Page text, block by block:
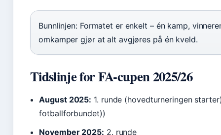
Bunnlinjen: Formatet er enkelt – én kamp,
omkamper gjør at alt avgjøres på én kveld.
Tidslinje for FA-cupen 2025/26
August 2025: 1. runde (hovedturneringen
fotballforbundet))
November 2025: 2. runde